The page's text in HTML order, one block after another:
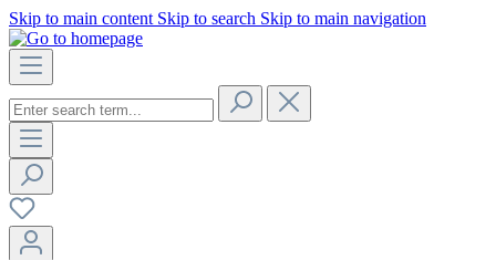
Skip to main content Skip to search Skip to main navigation